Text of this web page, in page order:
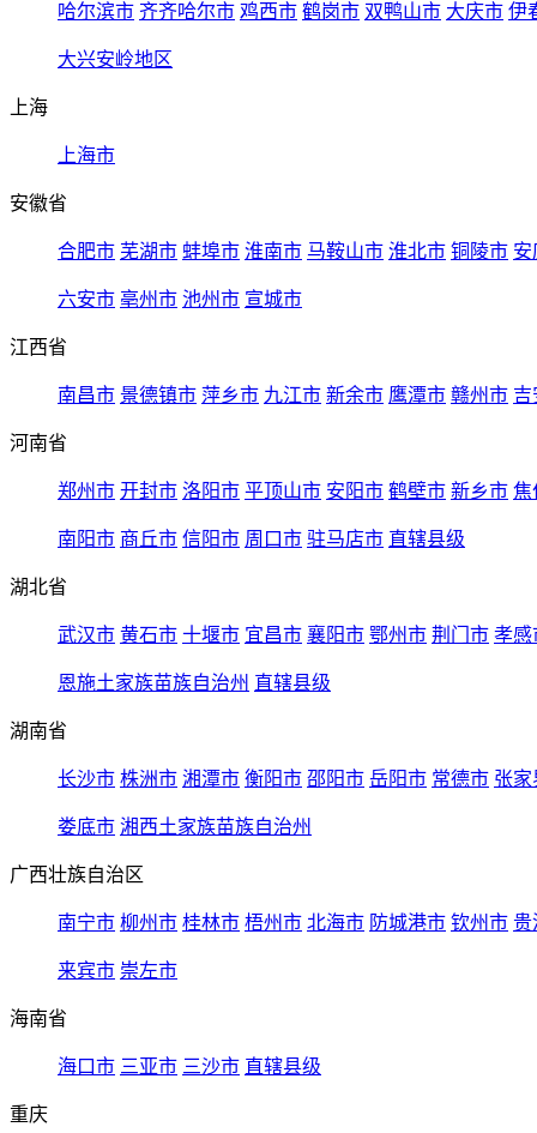
哈尔滨市 齐齐哈尔市 鸡西市 鹤岗市 双鸭山市 大庆市 伊
大兴安岭地区
上海
上海市
安徽省
合肥市 芜湖市 蚌埠市 淮南市 马鞍山市 淮北市 铜陵市 安
六安市 亳州市 池州市 宣城市
江西省
南昌市 景德镇市 萍乡市 九江市 新余市 鹰潭市 赣州市 吉
河南省
郑州市 开封市 洛阳市 平顶山市 安阳市 鹤壁市 新乡市 焦
南阳市 商丘市 信阳市 周口市 驻马店市 直辖县级
湖北省
武汉市 黄石市 十堰市 宜昌市 襄阳市 鄂州市 荆门市 孝感
恩施土家族苗族自治州 直辖县级
湖南省
长沙市 株洲市 湘潭市 衡阳市 邵阳市 岳阳市 常德市 张家
娄底市 湘西土家族苗族自治州
广西壮族自治区
南宁市 柳州市 桂林市 梧州市 北海市 防城港市 钦州市 贵
来宾市 崇左市
海南省
海口市 三亚市 三沙市 直辖县级
重庆